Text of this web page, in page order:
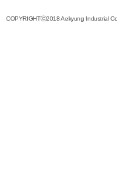
COPYRIGHTⓒ2018 Aekyung Industrial